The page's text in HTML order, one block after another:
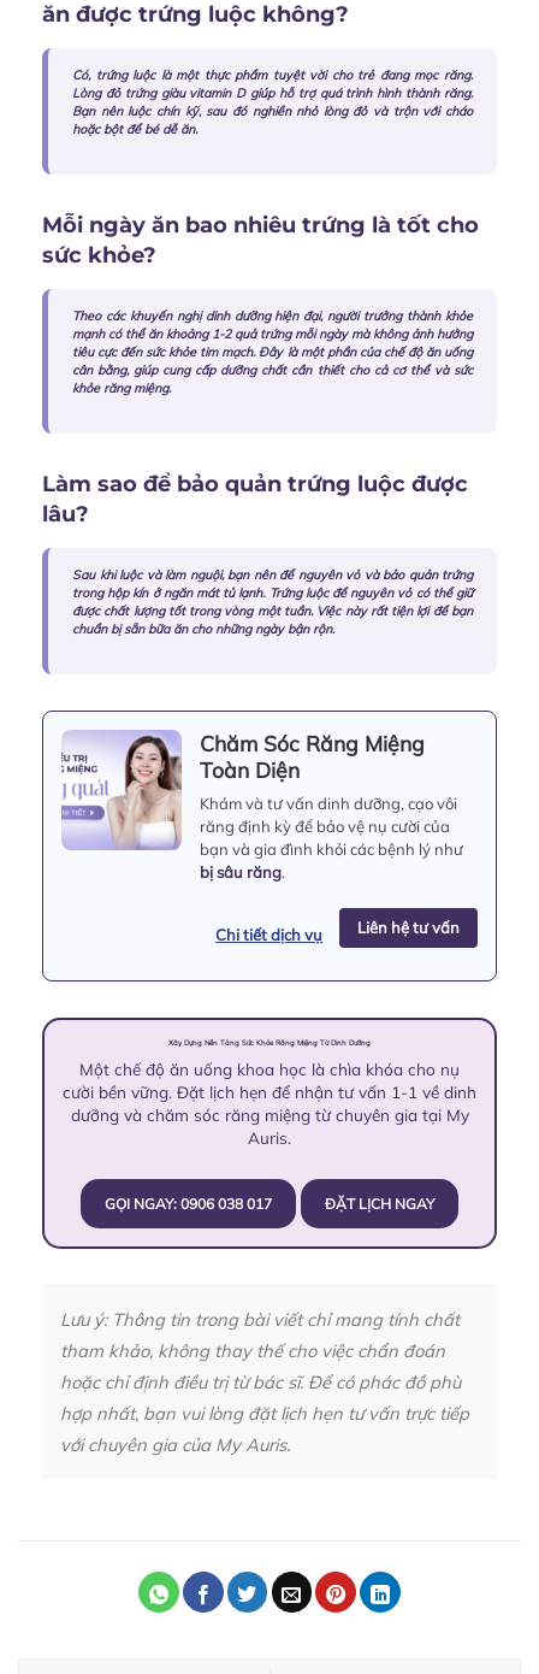
ăn được trứng luộc không?
Có, trứng luộc là một thực phẩm tuyệt vời cho trẻ đang mọc răng.
Lòng đỏ trứng giàu vitamin D giúp hỗ trợ quá trình hình thành răng.
Bạn nên luộc chín kỹ, sau đó nghiền nhỏ lòng đỏ và trộn với cháo
hoặc bột để bé dễ ăn.
Mỗi ngày ăn bao nhiêu trứng là tốt cho
sức khỏe?
Theo các khuyến nghị dinh dưỡng hiện đại, người trưởng thành khỏe
mạnh có thể ăn khoảng 1-2 quả trứng mỗi ngày mà không ảnh hưởng
tiêu cực đến sức khỏe tim mạch. Đây là một phần của chế độ ăn uống
cân bằng, giúp cung cấp dưỡng chất cần thiết cho cả cơ thể và sức
khỏe răng miệng.
Làm sao để bảo quản trứng luộc được
lâu?
Sau khi luộc và làm nguội, bạn nên để nguyên vỏ và bảo quản trứng
trong hộp kín ở ngăn mát tủ lạnh. Trứng luộc để nguyên vỏ có thể giữ
được chất lượng tốt trong vòng một tuần. Việc này rất tiện lợi để bạn
chuẩn bị sẵn bữa ăn cho những ngày bận rộn.
Chăm Sóc Răng Miệng
Toàn Diện
Khám và tư vấn dinh dưỡng, cạo vôi
răng định kỳ để bảo vệ nụ cười của
bạn và gia đình khỏi các bệnh lý như
bị sâu răng.
Chi tiết dịch vụ Liên hệ tư vấn
Xây Dựng Nền Tảng Sức Khỏe Răng Miệng Từ Dinh Dưỡng
Một chế độ ăn uống khoa học là chìa khóa cho nụ
cười bền vững. Đặt lịch hẹn để nhận tư vấn 1-1 về dinh
dưỡng và chăm sóc răng miệng từ chuyên gia tại My
Auris.
GỌI NGAY: 0906 038 017 ĐẶT LỊCH NGAY
Lưu ý: Thông tin trong bài viết chỉ mang tính chất
tham khảo, không thay thế cho việc chẩn đoán
hoặc chỉ định điều trị từ bác sĩ. Để có phác đồ phù
hợp nhất, bạn vui lòng đặt lịch hẹn tư vấn trực tiếp
với chuyên gia của My Auris.